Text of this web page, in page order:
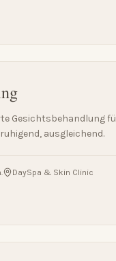
Gesichtsbehandlung
ausgleichend.
DaySpa & Skin Clinic